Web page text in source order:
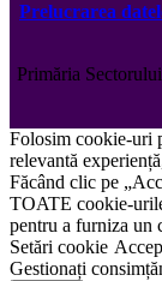
Prelucrarea
Primăria
Folosim cookie-uri
relevantă
Făcând clic pe
TOATE cookie-
pentru a furniza un
Setări cookie
Gestionați